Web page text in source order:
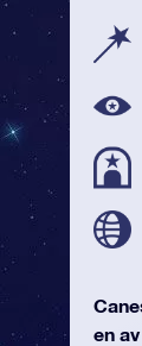
en av